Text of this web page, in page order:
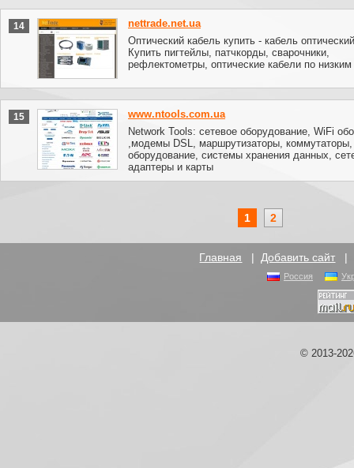
14
nettrade.net.ua
Оптический кабель купить - кабель
Купить пигтейлы, патчкорды, сварочники,
рефлектометры, оптические кабели по
15
www.ntools.com.ua
Network Tools: сетевое оборудование, WiFi
,модемы DSL, маршрутизаторы,
оборудование, системы хранения данных,
адаптеры и карты
1 2
Главная | Добавить сайт |
Россия
© 2013-